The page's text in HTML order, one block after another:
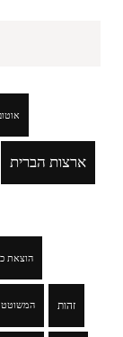
ארצות הברית
הוצאת
המשוטט זהות